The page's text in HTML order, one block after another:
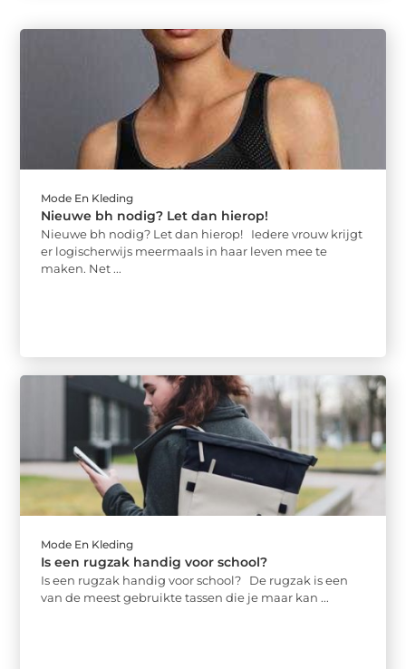
Mode En Kleding
Nieuwe bh nodig? Let dan hierop!
Nieuwe bh nodig? Let dan hierop! Iedere vrouw krijgt
er logischerwijs meermaals in haar leven mee te
maken. Net ...
Mode En Kleding
Is een rugzak handig voor school?
Is een rugzak handig voor school? De rugzak is een
van de meest gebruikte tassen die je maar kan ...